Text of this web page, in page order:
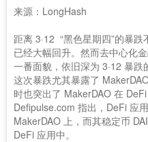
来源：LongHash
距离 3·12 “黑色星期四”的暴
已经大幅回升。然而去中心化
一番面貌，依旧深为 3·12 暴跌
这次暴跌尤其暴露了
时也突出了 MakerDAO 在 DeFi
Defipulse.com 指出，DeFi 应
MakerDAO 上，而其稳定币
DeFi 应用中。